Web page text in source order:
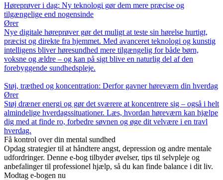
Høreprøver i dag: Ny teknologi gør dem mere præcise og
tilgængelige end nogensinde
Ører
Nye digitale høreprøver gør det muligt at teste sin hørelse hurtigt,
præcist og direkte fra hjemmet. Med avanceret teknologi og kunstig
intelligens bliver høresundhed mere tilgængelig for både børn,
voksne og ældre – og kan på sigt blive en naturlig del af den
forebyggende sundhedspleje.
Støj, træthed og koncentration: Derfor gavner høreværn din hverdag
Ører
Støj dræner energi og gør det sværere at koncentrere sig – også i helt
almindelige hverdagssituationer. Læs, hvordan høreværn kan hjælpe
dig med at finde ro, forbedre søvnen og øge dit velvære i en travl
hverdag.
Få kontrol over din mental sundhed
Opdag strategier til at håndtere angst, depression og andre mentale
udfordringer. Denne e-bog tilbyder øvelser, tips til selvpleje og
anbefalinger til professionel hjælp, så du kan finde balance i dit liv.
Modtag e-bogen nu